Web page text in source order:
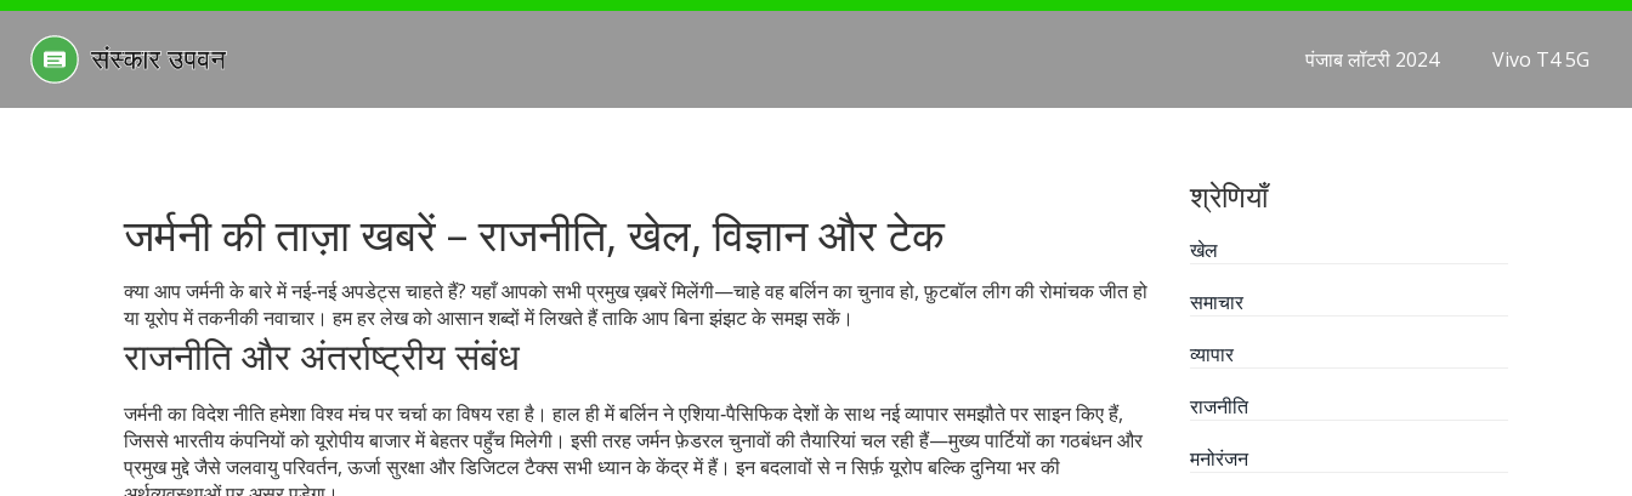
पंजाब लॉटरी 2024 Vivo T4 5G
जर्मनी की ताज़ा खबरें – राजनीति, खेल, विज्ञान और टेक
क्या आप जर्मनी के बारे में नई‑नई अपडेट्स चाहते हैं? यहाँ आपको सभी प्रमुख ख़बरें मिलेंगी—चाहे वह बर्लिन का चुनाव हो, फ़ुटबॉल लीग की रोमांचक जीत हो
या यूरोप में तकनीकी नवाचार। हम हर लेख को आसान शब्दों में लिखते हैं ताकि आप बिना झंझट के समझ सकें।
राजनीति और अंतर्राष्ट्रीय संबंध
जर्मनी का विदेश नीति हमेशा विश्व मंच पर चर्चा का विषय रहा है। हाल ही में बर्लिन ने एशिया‑पैसिफिक देशों के साथ नई व्यापार समझौते पर साइन किए हैं,
जिससे भारतीय कंपनियों को यूरोपीय बाजार में बेहतर पहुँच मिलेगी। इसी तरह जर्मन फ़ेडरल चुनावों की तैयारियां चल रही हैं—मुख्य पार्टियों का गठबंधन और
प्रमुख मुद्दे जैसे जलवायु परिवर्तन, ऊर्जा सुरक्षा और डिजिटल टैक्स सभी ध्यान के केंद्र में हैं। इन बदलावों से न सिर्फ़ यूरोप बल्कि दुनिया भर की
श्रेणियाँ
खेल
समाचार
व्यापार
राजनीति
मनोरंजन